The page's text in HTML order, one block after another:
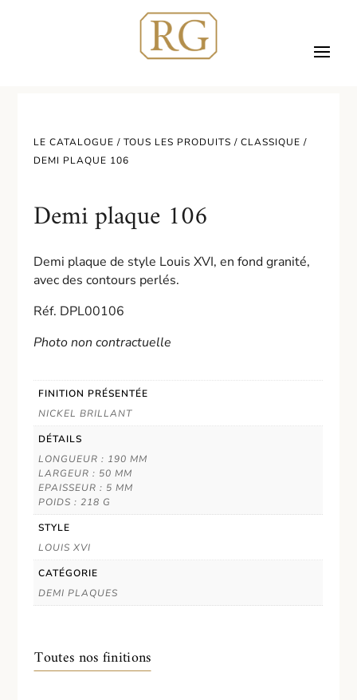
LE CATALOGUE /TOUS LES PRODUITS /CLASSIQUE /
DEMI PLAQUE 106
Demi plaque 106
Demi plaque de style Louis XVI, en fond granité,
avec des contours perlés.
Réf. DPL00106
Photo non contractuelle
FINITION PRÉSENTÉE
NICKEL BRILLANT
DÉTAILS
LONGUEUR : 190 MM
LARGEUR : 50 MM
EPAISSEUR : 5 MM
POIDS : 218 G
STYLE
LOUIS XVI
CATÉGORIE
DEMI PLAQUES
Toutes nos finitions